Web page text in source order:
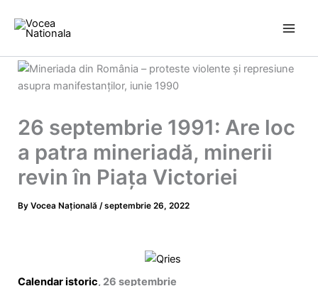
content
26 septembrie 1991: Are loc
a patra mineriadă, minerii
revin în Piața Victoriei
By Vocea Națională /septembrie 26, 2022
Calendar istoric, 26 septembrie